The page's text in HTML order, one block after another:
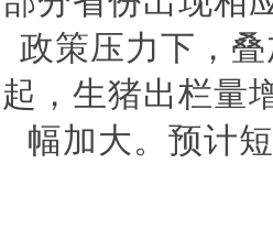
政策压力下，
起，生猪出栏量
幅加大。预计